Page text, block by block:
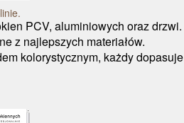
PCV, aluminiowych oraz drzwi.
z najlepszych materiałów.
kolorystycznym, każdy dopasuje